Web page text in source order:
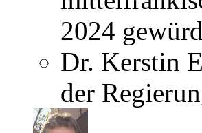
2024
Dr. Kerstin
der